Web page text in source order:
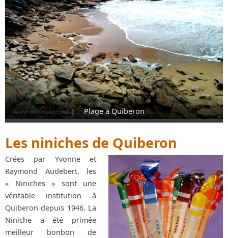
Plage à Quiberon
Les niniches de Quiberon
Crées par Yvonne et
Raymond Audebert, les
« Niniches » sont une
véritable institution à
Quiberon depuis 1946. La
Niniche a été primée
meilleur bonbon de